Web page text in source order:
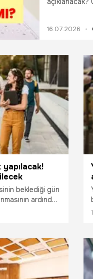
Üniversite
tercih
süreç
ilgili tüm
16.07.2026
beklediği gün
ardından
okula ve